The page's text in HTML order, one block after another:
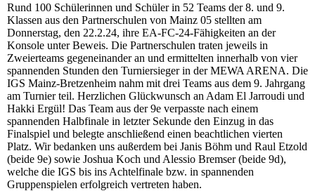
Rund 100 Schülerinnen und Schüler in 52 Teams der 8. und 9.
Klassen aus den Partnerschulen von Mainz 05 stellten am
Donnerstag, den 22.2.24, ihre EA-FC-24-Fähigkeiten an der
Konsole unter Beweis. Die Partnerschulen traten jeweils in
Zweierteams gegeneinander an und ermittelten innerhalb von vier
spannenden Stunden den Turniersieger in der MEWA ARENA. Die
IGS Mainz-Bretzenheim nahm mit drei Teams aus dem 9. Jahrgang
am Turnier teil. Herzlichen Glückwunsch an Adam El Jarroudi und
Hakki Ergül! Das Team aus der 9e verpasste nach einem
spannenden Halbfinale in letzter Sekunde den Einzug in das
Finalspiel und belegte anschließend einen beachtlichen vierten
Platz. Wir bedanken uns außerdem bei Janis Böhm und Raul Etzold
(beide 9e) sowie Joshua Koch und Alessio Bremser (beide 9d),
welche die IGS bis ins Achtelfinale bzw. in spannenden
Gruppenspielen erfolgreich vertreten haben.